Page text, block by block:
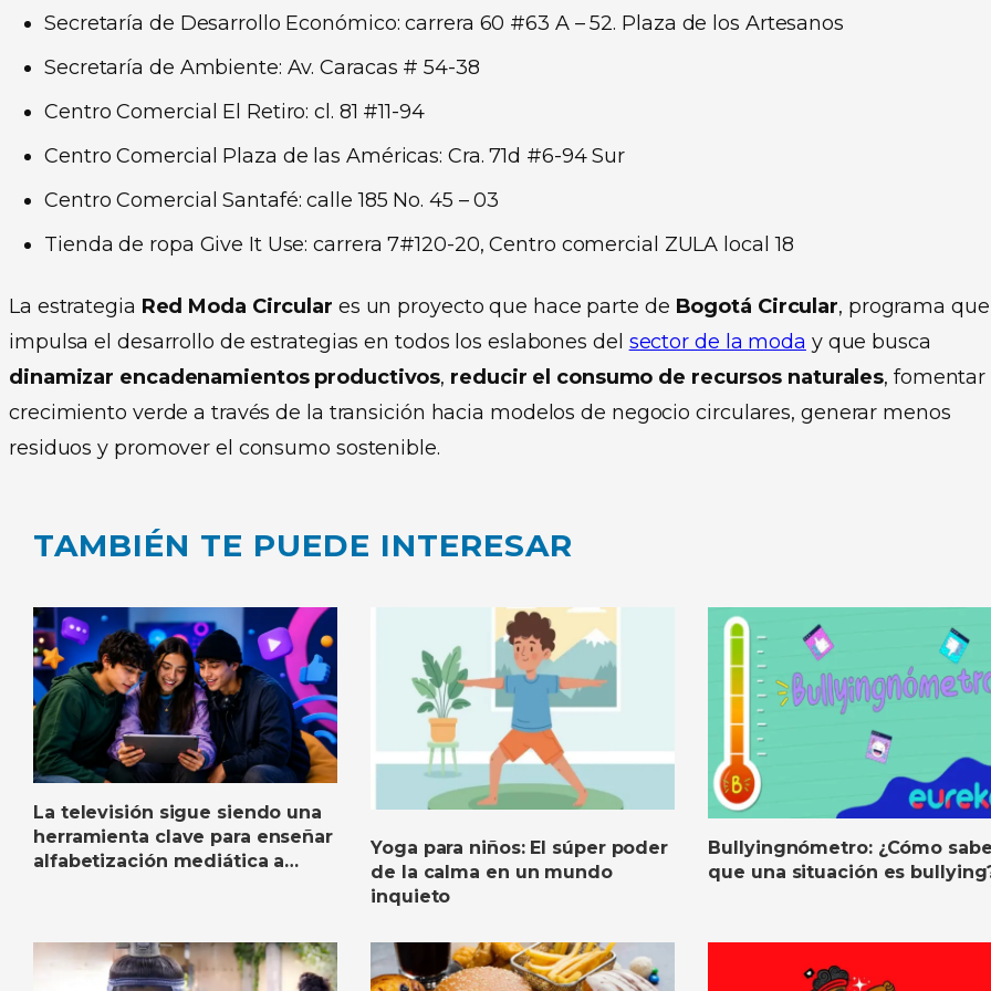
Secretaría de Desarrollo Económico: carrera 60 #63 A – 52. Plaza de los Artesanos
Secretaría de Ambiente: Av. Caracas # 54-38
Centro Comercial El Retiro: cl. 81 #11-94
Centro Comercial Plaza de las Américas: Cra. 71d #6-94 Sur
Centro Comercial Santafé: calle 185 No. 45 – 03
Tienda de ropa Give It Use: carrera 7#120-20, Centro comercial ZULA local 18
La estrategia Red Moda Circular es un proyecto que hace parte de Bogotá Circular, programa que
impulsa el desarrollo de estrategias en todos los eslabones del sector de la moda y que busca
dinamizar encadenamientos productivos, reducir el consumo de recursos naturales, fomentar
crecimiento verde a través de la transición hacia modelos de negocio circulares, generar menos
residuos y promover el consumo sostenible.
TAMBIÉN TE PUEDE INTERESAR
La televisión sigue siendo una
herramienta clave para enseñar
alfabetización mediática a
Yoga para niños: El súper poder
de la calma en un mundo
inquieto
Bullyingnómetro: ¿Cómo
que una situación es